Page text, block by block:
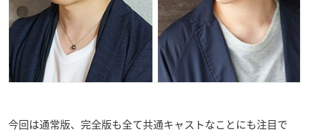
今回は通常版、完全版も全て共通キャストなことにも注目で